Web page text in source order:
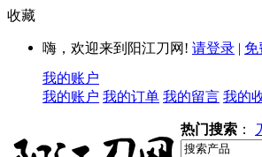
收藏
嗨，欢迎来到阳江刀网! 请登录 | 免
我的账户
我的账户 我的订单 我的留言 我的
热门搜索 ：